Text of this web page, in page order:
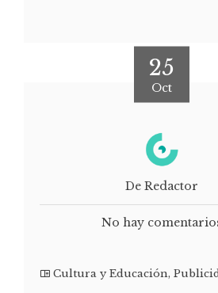
25
Oct
De Redactor
No hay
Cultura y Educación,